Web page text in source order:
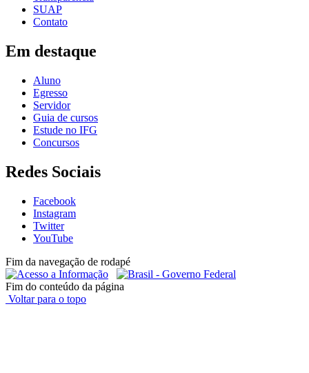
SUAP
Contato
Em destaque
Aluno
Egresso
Servidor
Guia de cursos
Estude no IFG
Concursos
Redes Sociais
Facebook
Instagram
Twitter
YouTube
Fim da navegação de rodapé
Fim do conteúdo da página
Voltar para o topo